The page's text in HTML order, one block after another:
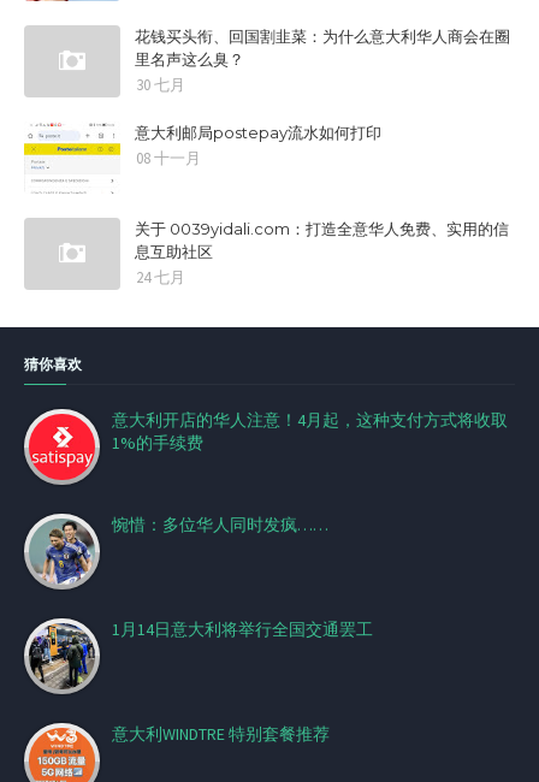
花钱买头衔、回国割韭菜：为什么意大利华人商会在圈
里名声这么臭？
30 七月
意大利邮局postepay流水如何打印
08 十一月
关于 0039yidali.com：打造全意华人免费、实用的信
息互助社区
24 七月
猜你喜欢
意大利开店的华人注意！4月起，这种支付方式将收取
1%的手续费
惋惜：多位华人同时发疯……
1月14日意大利将举行全国交通罢工
意大利WINDTRE 特别套餐推荐